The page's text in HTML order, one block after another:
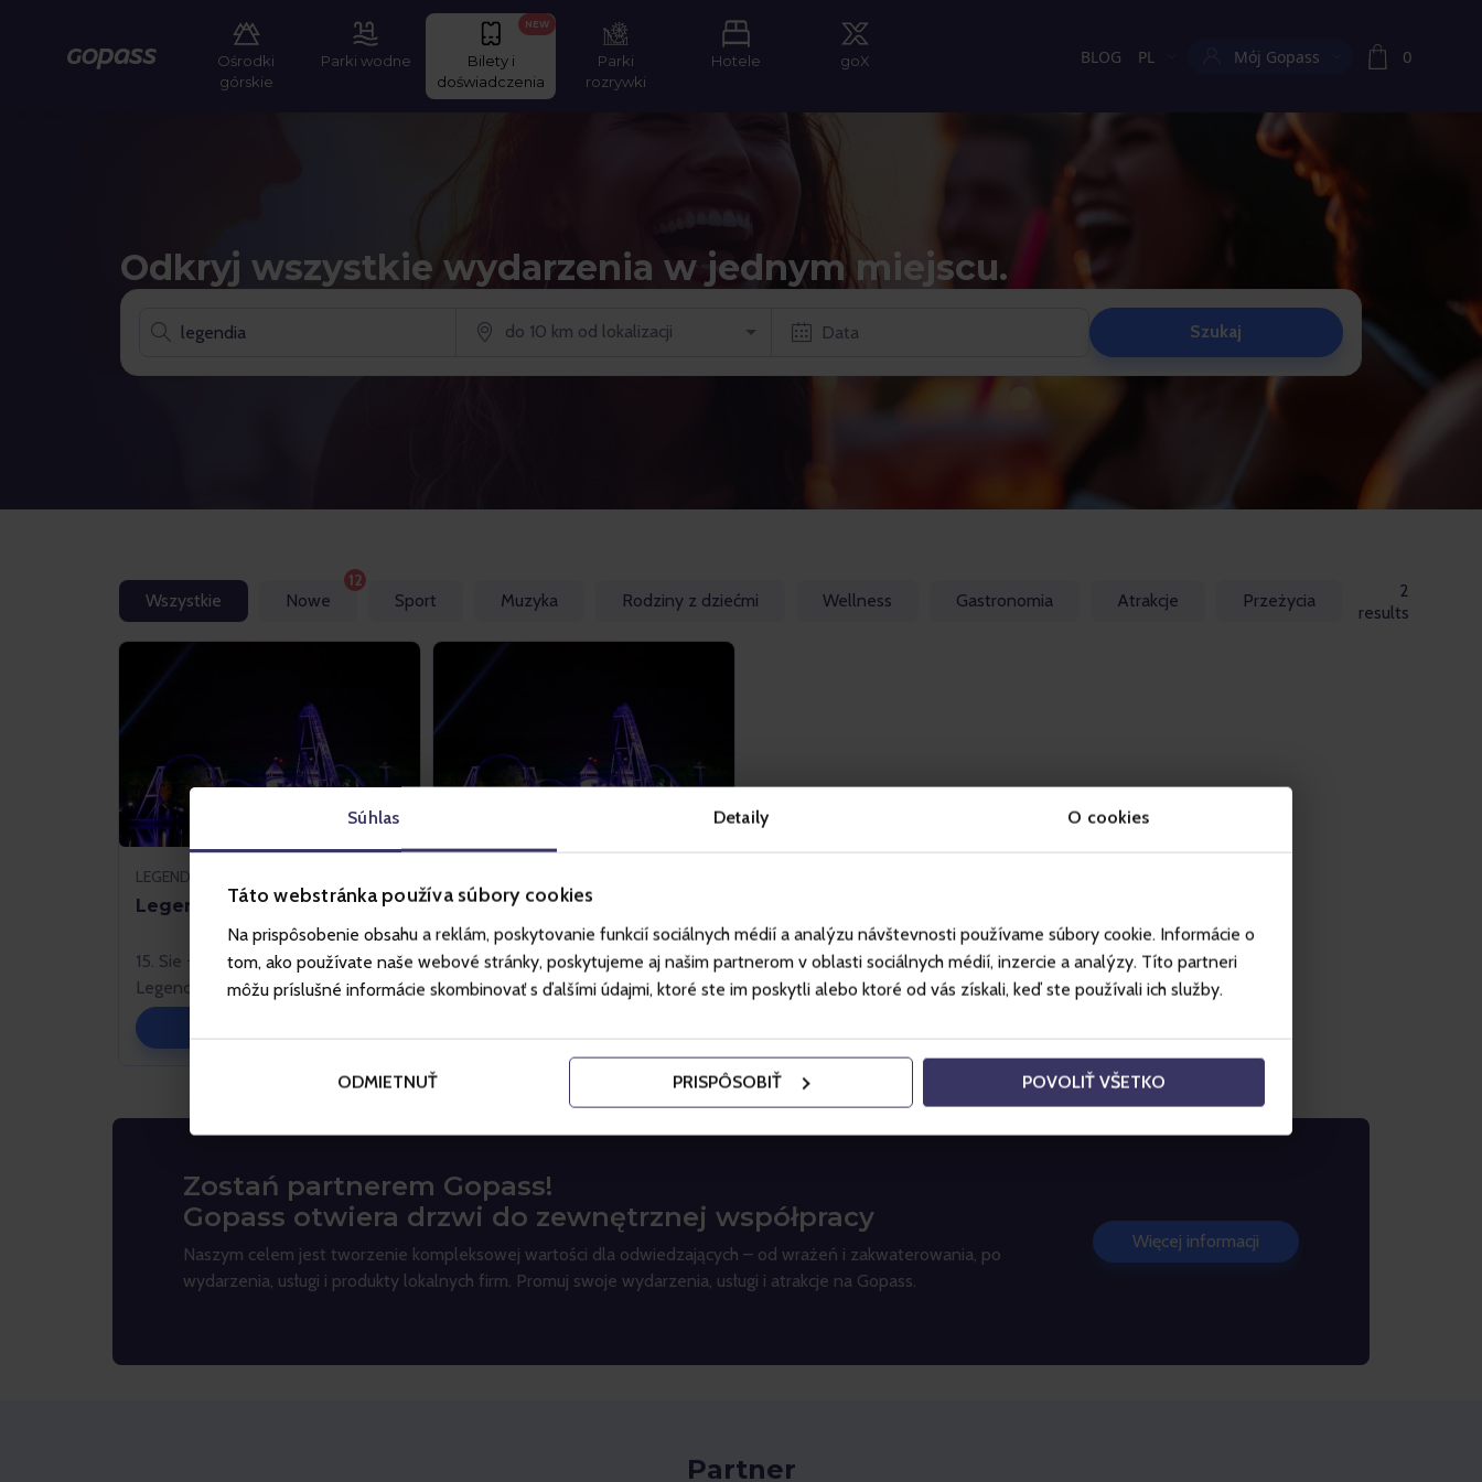
Súhlas Detaily O cookies
Táto webstránka používa súbory cookies
Na prispôsobenie obsahu a reklám, poskytovanie funkcií sociálnych médií a analýzu návštevnosti používame súbory cookie. Informácie o
tom, ako používate naše webové stránky, poskytujeme aj našim partnerom v oblasti sociálnych médií, inzercie a analýzy. Títo partneri
môžu príslušné informácie skombinovať s ďalšími údajmi, ktoré ste im poskytli alebo ktoré od vás získali, keď ste používali ich služby.
ODMIETNUŤ PRISPÔSOBIŤ POVOLIŤ VŠETKO
Gopass
Ośrodki
górskie
Parki wodne
Bilety i
doświadczenia
NEW
Parki
rozrywki
Hotele goX BLOG Aktualny język:
PL Mój Gopass 0
Odkryj wszystkie wydarzenia w jednym miejscu.
do 10 km od lokalizacji Szukaj
Wszystkie Nowe
12
Sport Muzyka Rodziny z dziećmi Wellness Gastronomia Atrakcje Przeżycia
2
results
LEGENDIA, CHORZÓW
Legendia At Night PLUS
15. Sie - 12. Wrz 2026
Legendia
Legendia at Night
15. Sie - 12. Wrz 2026
Legendia
Zostań partnerem Gopass!
Gopass otwiera drzwi do zewnętrznej współpracy
Naszym celem jest tworzenie kompleksowej wartości dla odwiedzających – od wrażeń i zakwaterowania, po
wydarzenia, usługi i produkty lokalnych firm. Promuj swoje wydarzenia, usługi i atrakcje na Gopass.
Więcej informacji
Partner